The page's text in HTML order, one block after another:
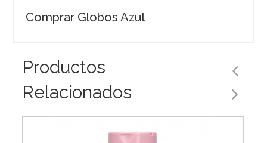
Comprar Globos Azul
Productos
Relacionados